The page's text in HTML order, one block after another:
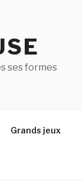
ses formes
Grands jeux